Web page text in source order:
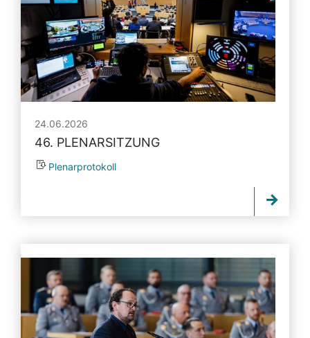
24.06.2026
46. PLENARSITZUNG
Plenarprotokoll